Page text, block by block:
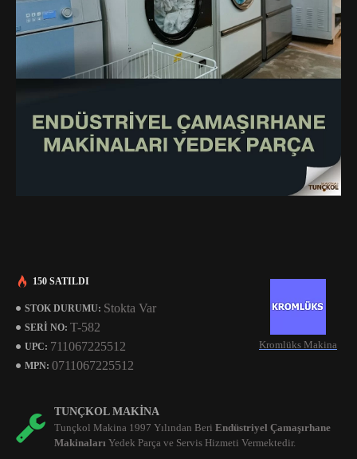
STOK DURUMU: Stokta Var
SERI NO: T-582
UPC: 711067225512
MPN: 0711067225512
Kromlüks Makina
150 SATILDI
TUNÇKOL MAKINA
Tunçkol Makina 1997 Yılından Beri Endüstriyel Çamaşırhane
Makinaları Yedek Parça ve Servis Hizmeti Vermektedir.